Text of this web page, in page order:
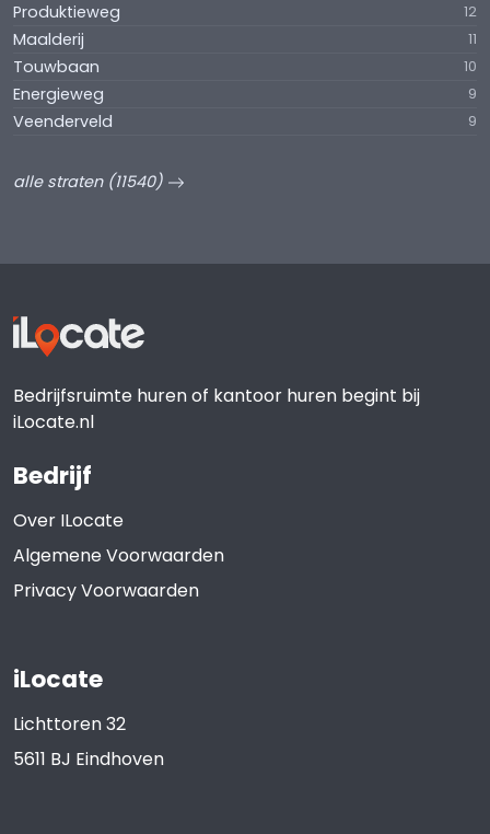
Produktieweg 12
Maalderij 11
Touwbaan 10
Energieweg 9
Veenderveld 9
alle straten (11540)
Bedrijfsruimte huren of kantoor huren begint bij
iLocate.nl
Bedrijf
Over ILocate
Algemene Voorwaarden
Privacy Voorwaarden
iLocate
Lichttoren 32
5611 BJ Eindhoven